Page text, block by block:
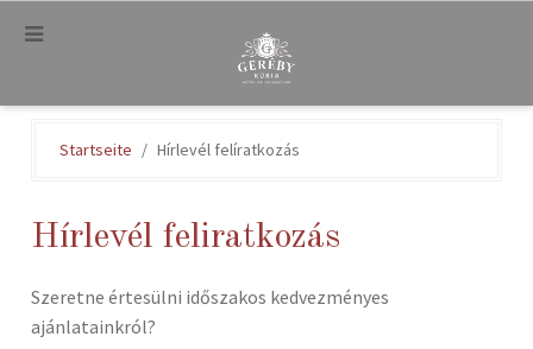
.
Startseite Hírlevél felíratkozás
Hírlevél feliratkozás
Szeretne értesülni időszakos kedvezményes
ajánlatainkról?